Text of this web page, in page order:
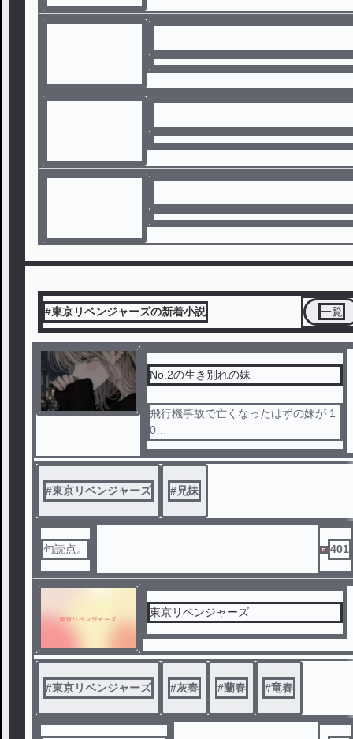
#東京リベンジャーズの新着小説 一覧
No.2の生き別れの妹
飛行機事故で亡くなったはずの妹が 1
0
年 振りに帰ってきて…
#東京リベンジャーズ #兄妹
句読点。 401
東京リベンジャーズ
#東京リベンジャーズ #灰春 #蘭春 #竜春